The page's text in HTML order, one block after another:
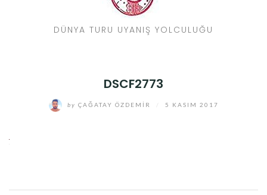
DÜNYA TURU UYANIŞ YOLCULUĞU
DSCF2773
by ÇAĞATAY ÖZDEMIR 5 KASIM 2017